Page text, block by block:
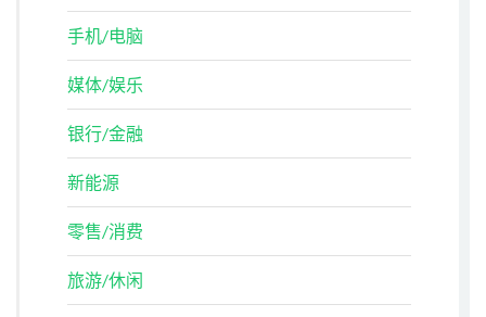
手机/电脑
媒体/娱乐
银行/金融
新能源
零售/消费
旅游/休闲